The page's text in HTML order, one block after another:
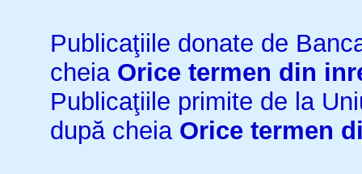
Publicaţiile donate de
cheia Orice termen din
Publicaţiile primite de la
după cheia Orice termen